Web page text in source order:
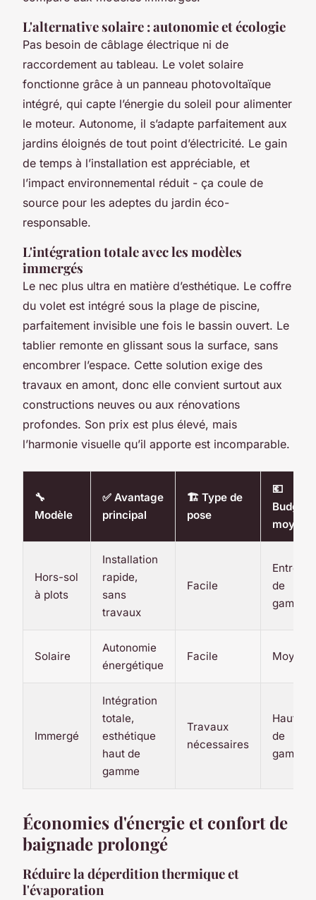
L'alternative solaire : autonomie et écologie
Pas besoin de câblage électrique ni de
raccordement au tableau. Le volet solaire
fonctionne grâce à un panneau photovoltaïque
intégré, qui capte l’énergie du soleil pour alimenter
le moteur. Autonome, il s’adapte parfaitement aux
jardins éloignés de tout point d’électricité. Le gain
de temps à l’installation est appréciable, et
l’impact environnemental réduit - ça coule de
source pour les adeptes du jardin éco-
responsable.
L'intégration totale avec les modèles
immergés
Le nec plus ultra en matière d’esthétique. Le coffre
du volet est intégré sous la plage de piscine,
parfaitement invisible une fois le bassin ouvert. Le
tablier remonte en glissant sous la surface, sans
encombrer l’espace. Cette solution exige des
travaux en amont, donc elle convient surtout aux
constructions neuves ou aux rénovations
profondes. Son prix est plus élevé, mais
l’harmonie visuelle qu’il apporte est incomparable.
🔧
Modèle
✅ Avantage
principal
🏗️ Type de
pose
💶
Budget
moyen
Hors-sol
à plots
Installation
rapide,
sans
travaux
Facile
Entrée
de
gamme
Solaire
Autonomie
énergétique
Facile Moyen
Immergé
Intégration
totale,
esthétique
haut de
gamme
Travaux
nécessaires
Haut
de
gamme
Économies d'énergie et confort de
baignade prolongé
Réduire la déperdition thermique et
l'évaporation